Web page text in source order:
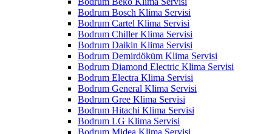
Bodrum Bosch Klima Servisi
Bodrum Cartel Klima Servisi
Bodrum Chiller Klima Servisi
Bodrum Daikin Klima Servisi
Bodrum Demirdöküm Klima Servisi
Bodrum Diamond Electric Klima Servisi
Bodrum Electra Klima Servisi
Bodrum General Klima Servisi
Bodrum Gree Klima Servisi
Bodrum Hitachi Klima Servisi
Bodrum LG Klima Servisi
Bodrum Midea Klima Servisi